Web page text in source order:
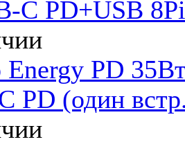
C PD+USB
PD
PD (один